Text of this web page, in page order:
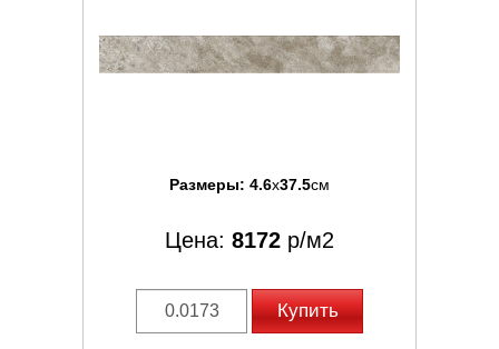
Размеры: 4.6x37.5см
Цена: 8172 р/м2
Купить